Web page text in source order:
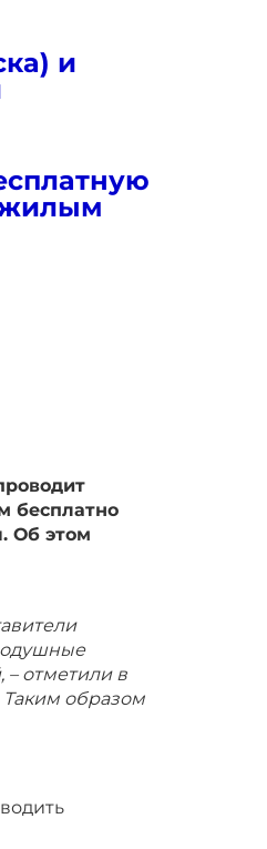
и
бесплатно
Об этом
– отметили в
Таким образом